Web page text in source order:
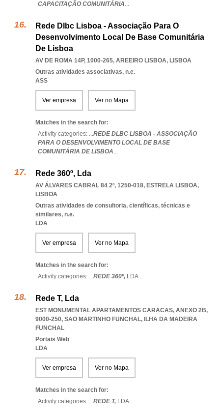
CAPACITAÇÃO COMUNITÁRIA...
Rede Dlbc Lisboa - Associação Para O
Desenvolvimento Local De Base Comunitária
De Lisboa
AV DE ROMA 14P, 1000-265, AREEIRO LISBOA, LISBOA
Outras atividades associativas, n.e.
ASS
Ver empresa Ver no Mapa
Matches in the search for:
Activity categories: ...REDE DLBC LISBOA - ASSOCIAÇÃO
PARA O DESENVOLVIMENTO LOCAL DE BASE
COMUNITÁRIA DE LISBOA...
Rede 360º, Lda
AV ÁLVARES CABRAL 84 2º, 1250-018, ESTRELA LISBOA,
LISBOA
Outras atividades de consultoria, científicas, técnicas e
similares, n.e.
LDA
Ver empresa Ver no Mapa
Matches in the search for:
Activity categories: ...REDE 360º, LDA...
Rede T, Lda
EST MONUMENTAL APARTAMENTOS CARACAS, ANEXO 2B,
9000-250, SAO MARTINHO FUNCHAL, ILHA DA MADEIRA
FUNCHAL
Portais Web
LDA
Ver empresa Ver no Mapa
Matches in the search for:
Activity categories: ...REDE T, LDA...